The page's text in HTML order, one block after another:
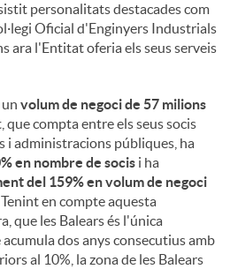
personalitats destacades com
Oficial d'Enginyers Industrials
ara l'Entitat oferia els seus serveis
volum de negoci de 57 milions
que compta entre els seus socis
i administracions públiques, ha
en nombre de socis i ha
del 159% en volum de negoci
en compte aquesta
que les Balears és l'única
dos anys consecutius amb
al 10%, la zona de les Balears